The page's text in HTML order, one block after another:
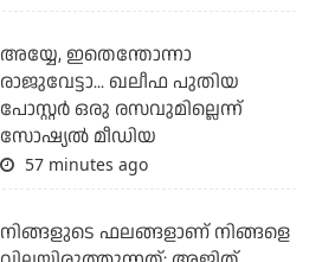
അയ്യേ, ഇതെന്തോന്നാ
രാജുവേട്ടാ... ഖലീഫ പുതിയ
പോസ്റ്റര്‍ ഒരു രസവുമില്ലെന്ന്
സോഷ്യല്‍ മീഡിയ
57 minutes ago
നിങ്ങളുടെ ഫലങ്ങളാണ് നിങ്ങളെ